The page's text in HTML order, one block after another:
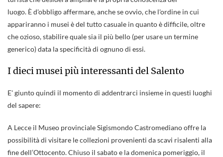
luogo. È d'obbligo affermare, anche se ovvio, che l'ordine in cui
appariranno i musei è del tutto casuale in quanto è difficile, oltre
che ozioso, stabilire quale sia il più bello (per usare un termine
generico) data la specificità di ognuno di essi.
I dieci musei più interessanti del Salento
E' giunto quindi il momento di addentrarci insieme in questi luoghi
del sapere:
A Lecce il Museo provinciale Sigismondo Castromediano offre la
possibilità di visitare le collezioni provenienti da scavi risalenti alla
fine dell’Ottocento. Chiuso il sabato e la domenica pomeriggio, il